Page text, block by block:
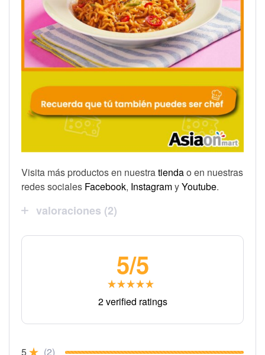
Visita más productos en nuestratiendao en nuestras
redes sociales Facebook, InstagramyYoutube.
valoraciones (2)
5/5
Valorado
en5.00
2 verified ratings
5 (2)